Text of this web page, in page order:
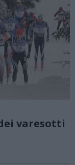
varesotti